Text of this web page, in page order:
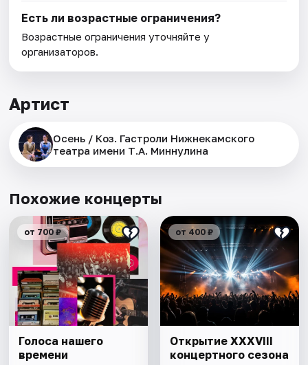
Есть ли возрастные ограничения?
Возрастные ограничения уточняйте у
организаторов.
Артист
Осень / Коз. Гастроли Нижнекамского
театра имени Т.А. Миннулина
Похожие концерты
от 700 ₽
Голоса нашего
времени
от 400 ₽
Открытие XXXVIII
концертного сезона